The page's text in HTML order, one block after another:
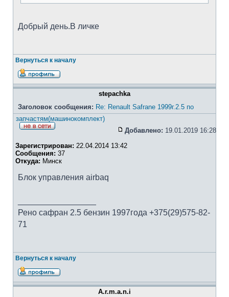
Добрый день.В личке
Вернуться к началу
stepachka
Заголовок сообщения: Re: Renault Safrane 1999г.2.5 по
запчастям(машинокомплект)
Добавлено: 19.01.2019 16:28
Зарегистрирован: 22.04.2014 13:42
Сообщения: 37
Откуда: Минск
Блок управления airbaq
Рено сафран 2.5 бензин 1997года +375(29)575-82-
71
Вернуться к началу
A.r.m.a.n.i